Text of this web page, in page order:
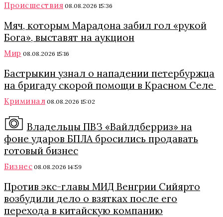
Происшествия 08.08.2026 15:36
Мяч, которым Марадона забил гол «рукой
Бога», выставят на аукцион
Мир 08.08.2026 15:16
Бастрыкин узнал о нападении петербуржца
на бригаду скорой помощи в Красном Селе
Криминал 08.08.2026 15:02
Владельцы ПВЗ «Вайлдберриз» на
фоне ударов БПЛА бросились продавать
готовый бизнес
Бизнес 08.08.2026 14:59
Против экс-главы МИД Венгрии Сийярто
возбудили дело о взятках после его
перехода в китайскую компанию